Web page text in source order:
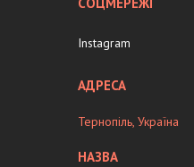
Instagram
Тернопіль, Україна